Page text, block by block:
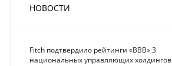
НОВОСТИ
Fitch подтвердило рейтинги «BBB» 3
национальных управляющих холдингов